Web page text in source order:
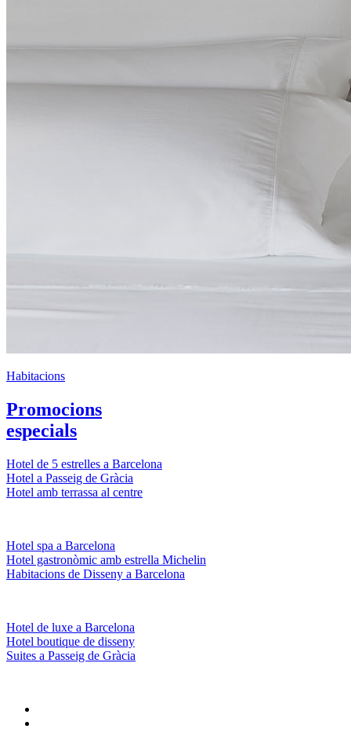
Habitacions
Promocions
especials
Hotel de 5 estrelles a Barcelona
Hotel a Passeig de Gràcia
Hotel amb terrassa al centre
Hotel spa a Barcelona
Hotel gastronòmic amb estrella Michelin
Habitacions de Disseny a Barcelona
Hotel de luxe a Barcelona
Hotel boutique de disseny
Suites a Passeig de Gràcia